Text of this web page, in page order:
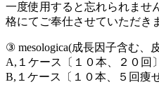
一度使用すると忘れられませ
格にてご奉仕させていただき
③ mesologica(成長因子含む、
A,１ケース〔１０本、２０
B,１ケース〔１０本、５